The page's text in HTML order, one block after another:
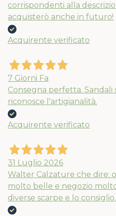
corrispondenti alla
acquisterò anche in futuro!
Acquirente verificato
7 Giorni Fa
Consegna perfetta.
riconosce l'artigianalità.
Acquirente verificato
31 Luglio 2026
Walter Calzature che dire:
molto belle e negozio
diverse scarpe e lo consiglio.